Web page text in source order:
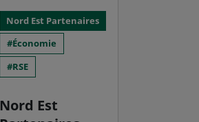
Nord Est Partenaires
Économie
RSE
Nord Est